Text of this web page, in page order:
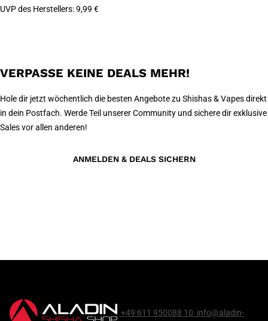
UVP des Herstellers:9,99 €
VERPASSE KEINE DEALS MEHR!
Hole dir jetzt wöchentlich die besten Angebote zu Shishas & Vapes direkt
in dein Postfach. Werde Teil unserer Community und sichere dir exklusive
Sales vor allen anderen!
ANMELDEN & DEALS SICHERN
+49 611 950088 10 info@aladin-